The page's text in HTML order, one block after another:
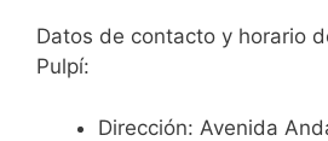
Datos de contacto y horario
Pulpí:
Dirección: Avenida